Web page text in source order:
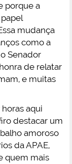
porque a
mudança
como a
Senador
de relatar
e muitas
aqui
destacar um
amoroso
da APAE,
quem mais